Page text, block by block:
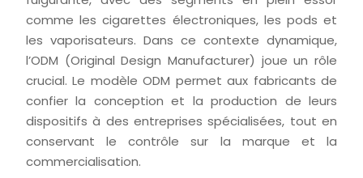
comme les cigarettes électroniques, les pods et
les vaporisateurs. Dans ce contexte dynamique,
l’ODM (Original Design Manufacturer) joue un rôle
crucial. Le modèle ODM permet aux fabricants de
confier la conception et la production de leurs
dispositifs à des entreprises spécialisées, tout en
conservant le contrôle sur la marque et la
commercialisation.